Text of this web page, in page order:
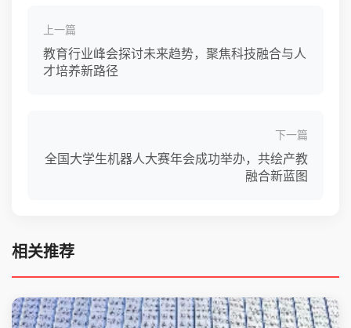
上一篇
教育行业峰会探讨未来趋势，聚焦科技融合与人
才培养新路径
下一篇
全国大学生机器人大赛年会成功举办，共绘产教
融合新蓝图
相关推荐